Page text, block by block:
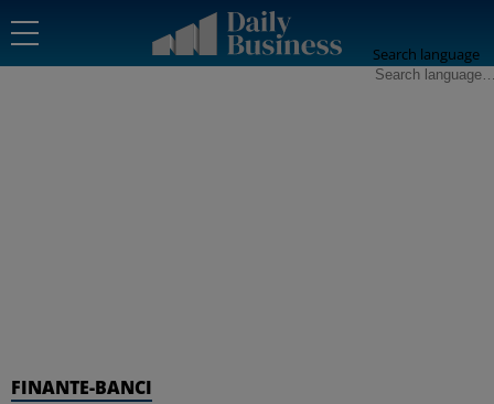
Search language
FINANTE-BANCI